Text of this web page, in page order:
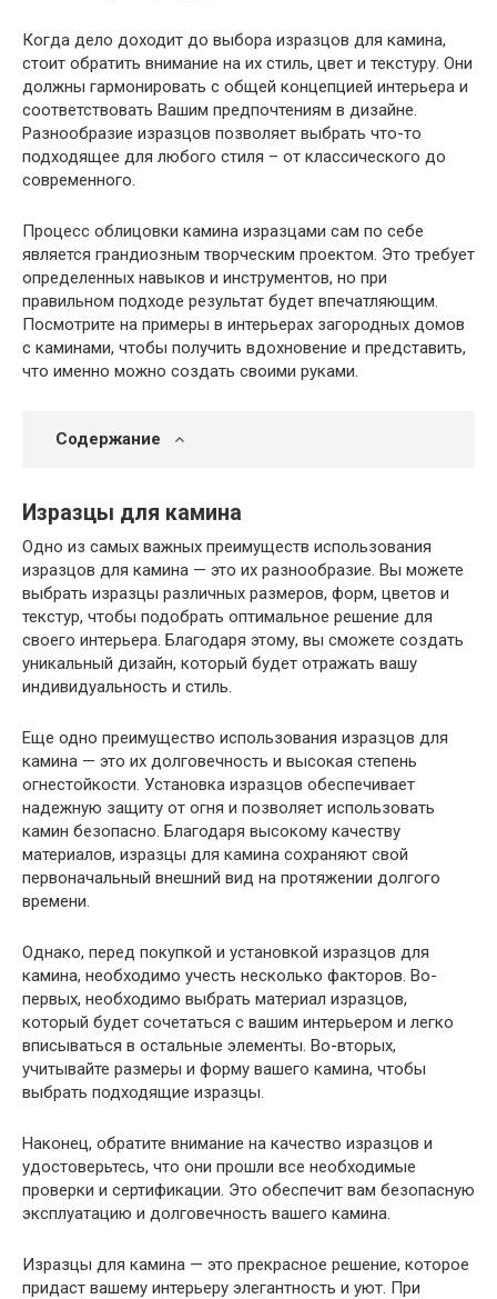
Когда дело доходит до выбора изразцов для камина,
стоит обратить внимание на их стиль, цвет и текстуру. Они
должны гармонировать с общей концепцией интерьера и
соответствовать Вашим предпочтениям в дизайне.
Разнообразие изразцов позволяет выбрать что-то
подходящее для любого стиля – от классического до
современного.
Процесс облицовки камина изразцами сам по себе
является грандиозным творческим проектом. Это требует
определенных навыков и инструментов, но при
правильном подходе результат будет впечатляющим.
Посмотрите на примеры в интерьерах загородных домов
с каминами, чтобы получить вдохновение и представить,
что именно можно создать своими руками.
Содержание
Изразцы для камина
Одно из самых важных преимуществ использования
изразцов для камина — это их разнообразие. Вы можете
выбрать изразцы различных размеров, форм, цветов и
текстур, чтобы подобрать оптимальное решение для
своего интерьера. Благодаря этому, вы сможете создать
уникальный дизайн, который будет отражать вашу
индивидуальность и стиль.
Еще одно преимущество использования изразцов для
камина — это их долговечность и высокая степень
огнестойкости. Установка изразцов обеспечивает
надежную защиту от огня и позволяет использовать
камин безопасно. Благодаря высокому качеству
материалов, изразцы для камина сохраняют свой
первоначальный внешний вид на протяжении долгого
времени.
Однако, перед покупкой и установкой изразцов для
камина, необходимо учесть несколько факторов. Во-
первых, необходимо выбрать материал изразцов,
который будет сочетаться с вашим интерьером и легко
вписываться в остальные элементы. Во-вторых,
учитывайте размеры и форму вашего камина, чтобы
выбрать подходящие изразцы.
Наконец, обратите внимание на качество изразцов и
удостоверьтесь, что они прошли все необходимые
проверки и сертификации. Это обеспечит вам безопасную
эксплуатацию и долговечность вашего камина.
Изразцы для камина — это прекрасное решение, которое
придаст вашему интерьеру элегантность и уют. При